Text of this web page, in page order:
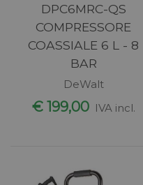
DPC6MRC-QS
COMPRESSORE
COASSIALE 6 L - 8
BAR
DeWalt
€ 199,00 IVA incl.